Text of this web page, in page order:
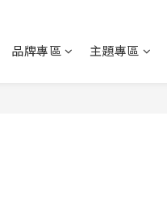
品牌專區 主題專區